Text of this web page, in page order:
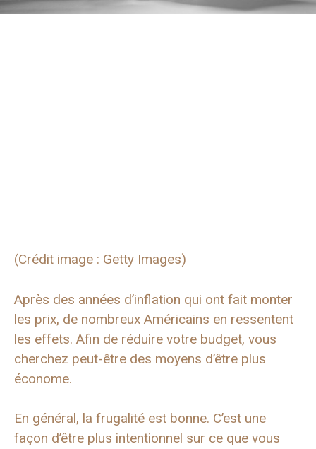
(Crédit image : Getty Images)
Après des années d’inflation qui ont fait monter
les prix, de nombreux Américains en ressentent
les effets. Afin de réduire votre budget, vous
cherchez peut-être des moyens d’être plus
économe.
En général, la frugalité est bonne. C’est une
façon d’être plus intentionnel sur ce que vous